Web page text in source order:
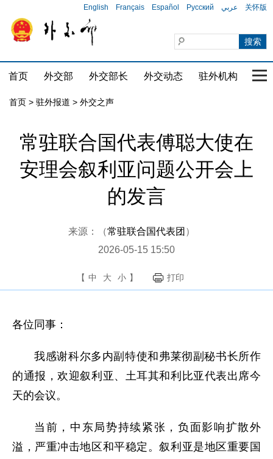
English Français Español Русский عربي 关怀版
首页 外交部 外交部长 外交动态 驻外机构 国
首页 > 驻外报道 > 外交之声
常驻联合国代表傅聪大使在
安理会叙利亚问题公开会上
的发言
来源：（常驻联合国代表团 ）
2026-05-15 15:50
【 中 大 小 】 打印
各位同事：
我感谢科尔多内副特使和弗莱彻副秘书长所作
的通报，欢迎叙利亚、土耳其和利比亚代表出席今
天的会议。
当前，中东局势持续紧张，负面影响扩散外
溢，严重冲击地区和平稳定。叙利亚是地区重要国